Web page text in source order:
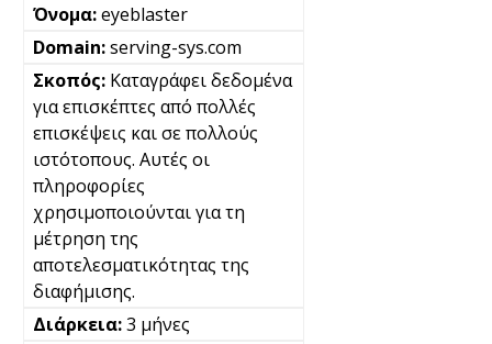
eyeblaster
serving-sys.com
Καταγράφει δεδομένα
για επισκέπτες από πολλές
επισκέψεις και σε πολλούς
ιστότοπους. Αυτές οι
πληροφορίες
χρησιμοποιούνται για τη
μέτρηση της
αποτελεσματικότητας της
διαφήμισης.
3 μήνες